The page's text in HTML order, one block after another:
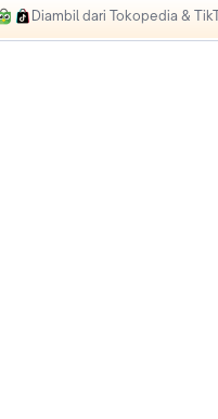
Diambil dari Tokopedia &